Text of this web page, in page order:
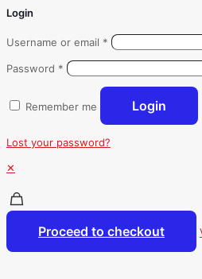
Login
Username or email *
Password *
Remember me Login
Lost your password?
✕
Proceed to checkout